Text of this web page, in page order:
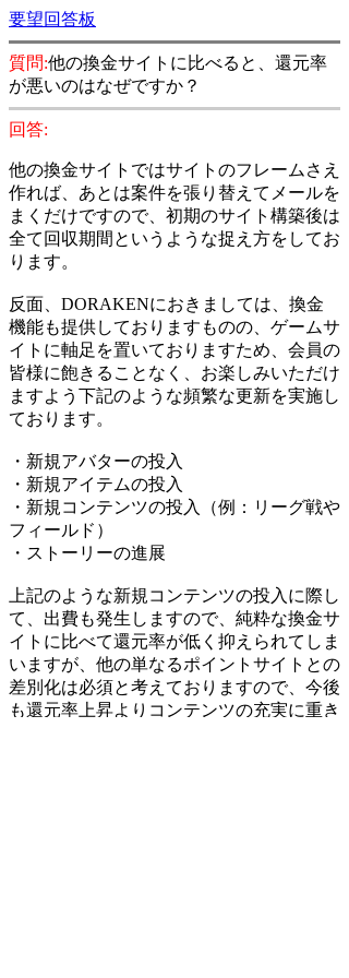
要望回答板
質問:他の換金サイトに比べると、還元率
が悪いのはなぜですか？
回答:
他の換金サイトではサイトのフレームさえ
作れば、あとは案件を張り替えてメールを
まくだけですので、初期のサイト構築後は
全て回収期間というような捉え方をしてお
ります。
反面、DORAKENにおきましては、換金
機能も提供しておりますものの、ゲームサ
イトに軸足を置いておりますため、会員の
皆様に飽きることなく、お楽しみいただけ
ますよう下記のような頻繁な更新を実施し
ております。
・新規アバターの投入
・新規アイテムの投入
・新規コンテンツの投入（例：リーグ戦や
フィールド）
・ストーリーの進展
上記のような新規コンテンツの投入に際し
て、出費も発生しますので、純粋な換金サ
イトに比べて還元率が低く抑えられてしま
いますが、他の単なるポイントサイトとの
差別化は必須と考えておりますので、今後
も還元率上昇よりコンテンツの充実に重き